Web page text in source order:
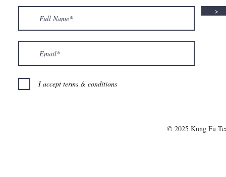
>
I accept terms & conditions
© 2025 Kung Fu